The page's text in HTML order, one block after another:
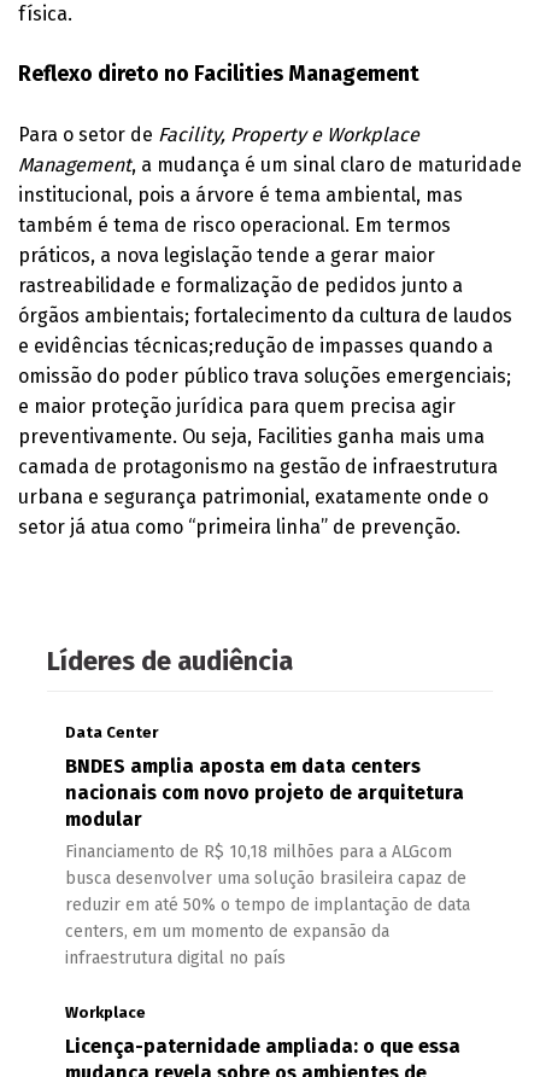
física.
Reflexo direto no Facilities Management
Para o setor de Facility, Property e Workplace
Management, a mudança é um sinal claro de maturidade
institucional, pois a árvore é tema ambiental, mas
também é tema de risco operacional. Em termos
práticos, a nova legislação tende a gerar maior
rastreabilidade e formalização de pedidos junto a
órgãos ambientais; fortalecimento da cultura de laudos
e evidências técnicas;redução de impasses quando a
omissão do poder público trava soluções emergenciais;
e maior proteção jurídica para quem precisa agir
preventivamente. Ou seja, Facilities ganha mais uma
camada de protagonismo na gestão de infraestrutura
urbana e segurança patrimonial, exatamente onde o
setor já atua como “primeira linha” de prevenção.
Líderes de audiência
Data Center
BNDES amplia aposta em data centers
nacionais com novo projeto de arquitetura
modular
Financiamento de R$ 10,18 milhões para a ALGcom
busca desenvolver uma solução brasileira capaz de
reduzir em até 50% o tempo de implantação de data
centers, em um momento de expansão da
infraestrutura digital no país
Workplace
Licença-paternidade ampliada: o que essa